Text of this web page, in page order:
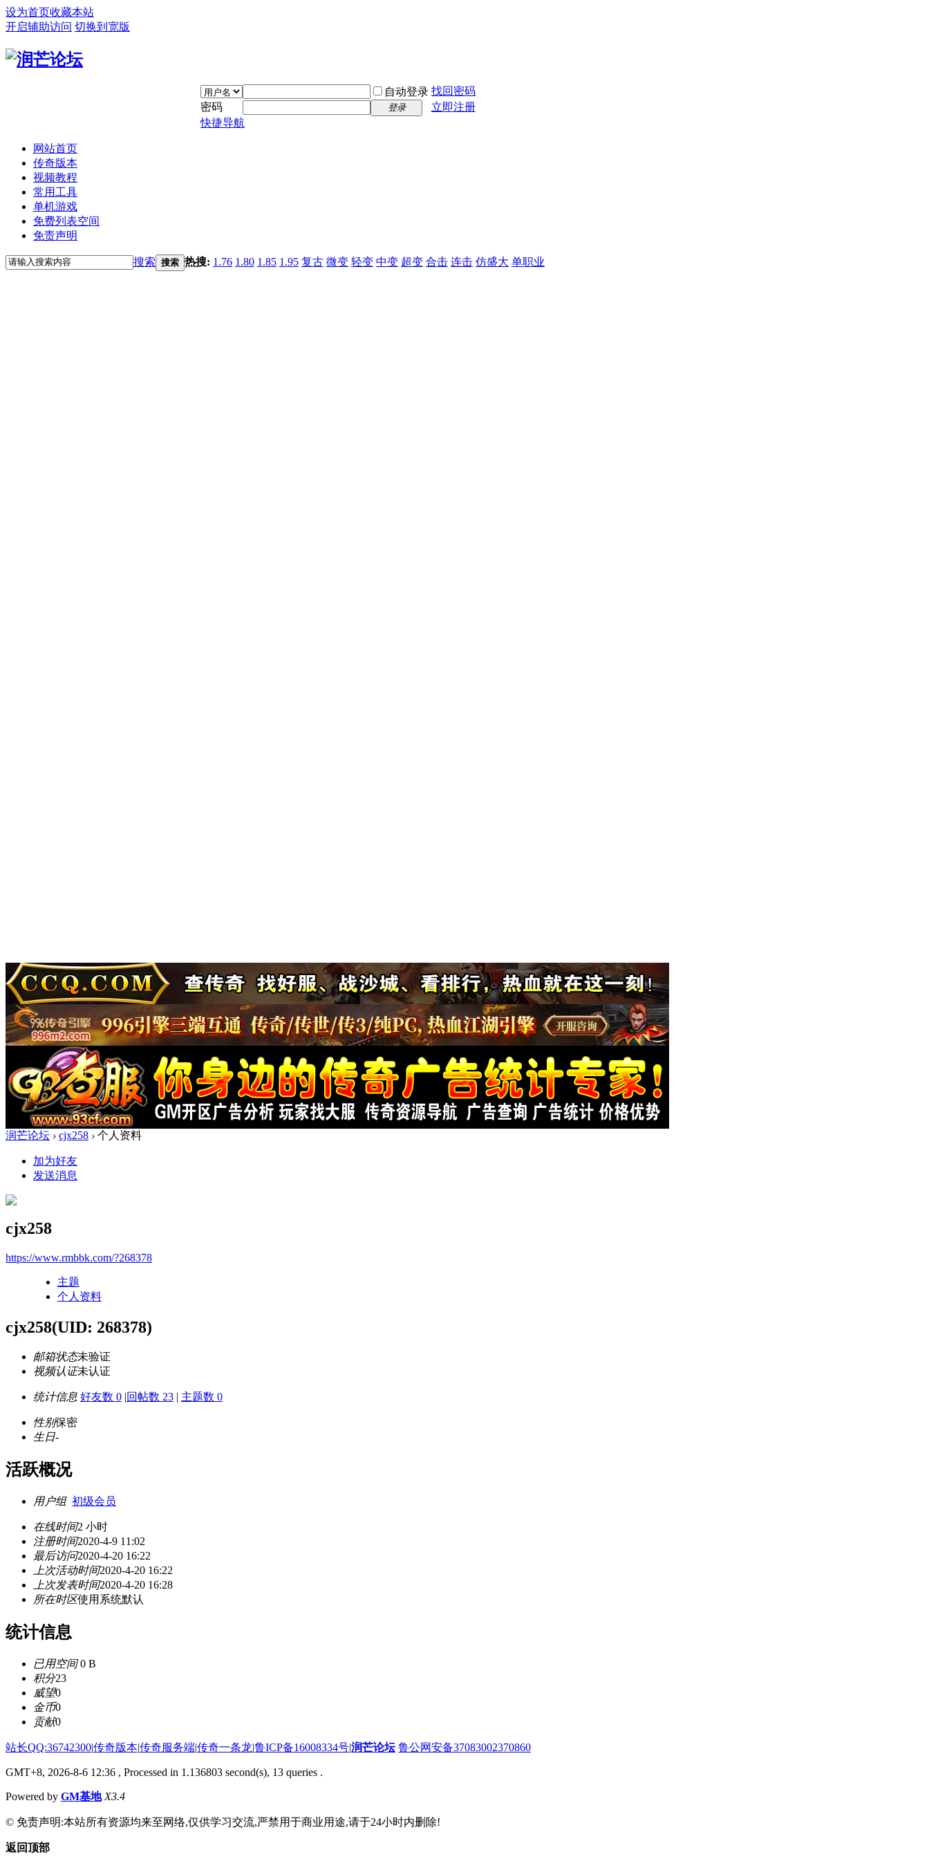
设为首页收藏本站
开启辅助访问 切换到宽版
自动登录 找回密码
密码
登录
立即注册
快捷导航
网站首页
传奇版本
视频教程
常用工具
单机游戏
免费列表空间
免责声明
搜索 搜索 热搜: 1.76 1.80 1.85 1.95 复古 微变 轻变 中变 超变 合击 连击 仿盛大 单职业
润芒论坛 › cjx258 › 个人资料
加为好友
发送消息
cjx258
https://www.rmbbk.com/?268378
主题
个人资料
cjx258(UID: 268378)
邮箱状态未验证
视频认证未认证
统计信息 好友数 0 |回帖数 23 | 主题数 0
性别保密
生日-
活跃概况
用户组 初级会员
在线时间2 小时
注册时间2020-4-9 11:02
最后访问2020-4-20 16:22
上次活动时间2020-4-20 16:22
上次发表时间2020-4-20 16:28
所在时区使用系统默认
统计信息
已用空间0 B
积分23
威望0
金币0
贡献0
站长QQ:36742300|传奇版本|传奇服务端|传奇一条龙|鲁ICP备16008334号|润芒论坛 鲁公网安备37083002370860
GMT+8, 2026-8-6 12:36 , Processed in 1.136803 second(s), 13 queries .
Powered by GM基地 X3.4
© 免责声明:本站所有资源均来至网络,仅供学习交流,严禁用于商业用途,请于24小时内删除!
返回顶部